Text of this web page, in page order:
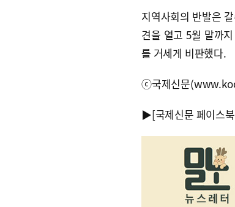
지역사회의 반발은
견을 열고 5월 말까
를 거세게 비판했다.
ⓒ국제신문
▶[국제신문 페이스